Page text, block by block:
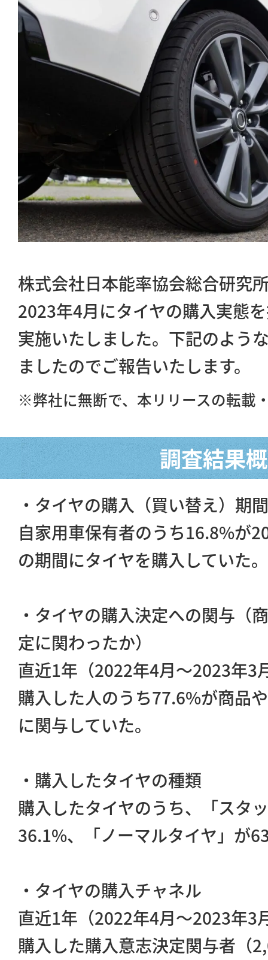
CONTACT
株式会社日本能率協会総合研究
2023年4月にタイヤの購入実態
実施いたしました。下記のよう
ましたのでご報告いたします。
※弊社に無断で、本リリースの転載
調査結果
・タイヤの購入（買い替え）期間
自家用車保有者のうち16.8%が
の期間にタイヤを購入していた。
・タイヤの購入決定への関与（
定に関わったか）
直近1年（2022年4月～2023年3
購入した人のうち77.6%が商品
に関与していた。
・購入したタイヤの種類
購入したタイヤのうち、「スタ
36.1%、「ノーマルタイヤ」が
・タイヤの購入チャネル
直近1年（2022年4月～2023年3
購入した購入意志決定関与者（